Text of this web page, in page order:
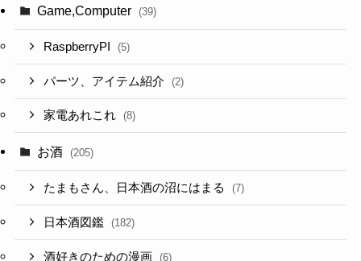
Game,Computer (39)
RaspberryPI (5)
パーツ、アイテム紹介 (2)
家電あれこれ (8)
お酒 (205)
たまもさん、日本酒の沼にはまる (7)
日本酒図鑑 (182)
酒好きのための漫画 (6)